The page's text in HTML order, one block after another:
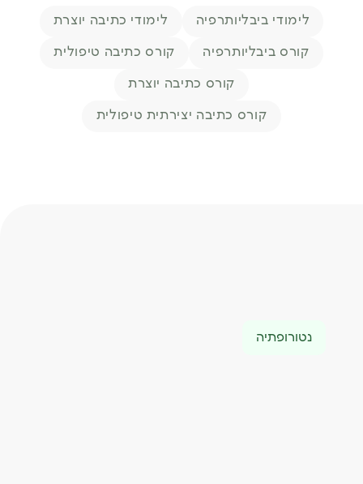
תגיות
לימודי ביבליותרפיה לימודי כתיבה יוצרת
קורס ביבליותרפיה קורס כתיבה טיפולית
קורס כתיבה יוצרת
קורס כתיבה יצירתית טיפולית
נטורופתיה